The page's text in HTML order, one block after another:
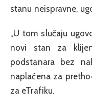
stanu neispravne,
„U tom slučaju
novi stan za
podstanara bez
naplaćena za
za eTrafiku.